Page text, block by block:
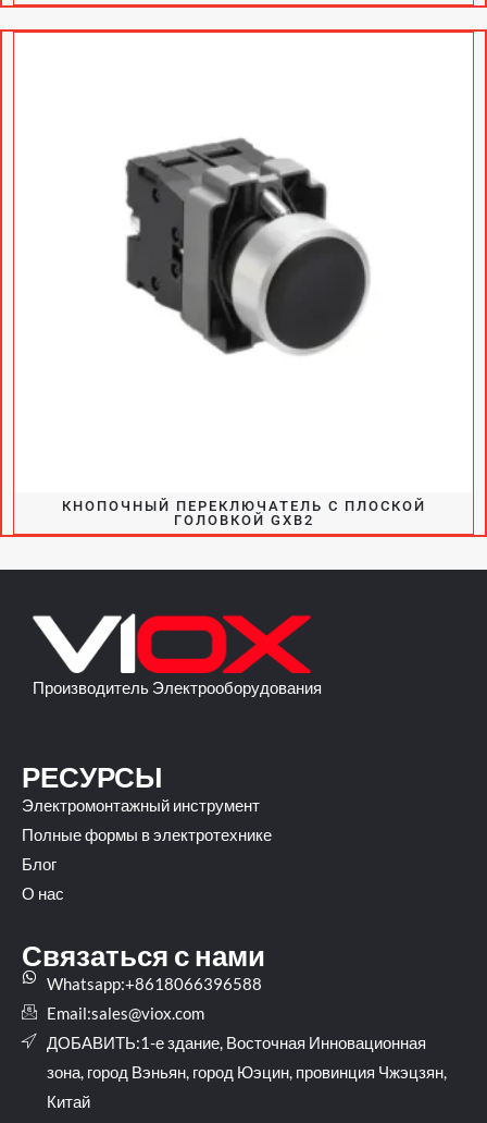
КНОПОЧНЫЙ ПЕРЕКЛЮЧАТЕЛЬ С ПЛОСКОЙ
ГОЛОВКОЙ GXB2
Производитель Электрооборудования
РЕСУРСЫ
Электромонтажный инструмент
Полные формы в электротехнике
Блог
О нас
Связаться с нами
Whatsapp:+8618066396588
Email:sales@viox.com
ДОБАВИТЬ:1-е здание, Восточная Инновационная
зона, город Вэньян, город Юэцин, провинция Чжэцзян,
Китай